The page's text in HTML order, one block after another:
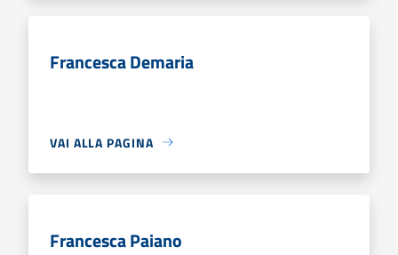
Francesca Demaria
VAI ALLA PAGINA
Francesca Paiano